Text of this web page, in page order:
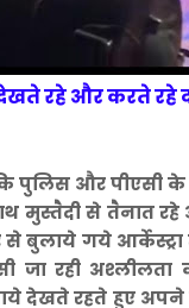
रहे और करते रहे
पुलिस और पीएसी के
मुस्तैदी से तैनात रहे
से बुलाये गये
जा रही
देखते रहते हुए अपने